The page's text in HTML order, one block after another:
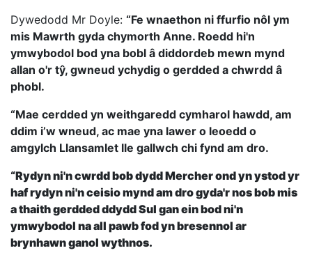
Dywedodd Mr Doyle: “Fe wnaethon ni ffurfio nôl ym
mis Mawrth gyda chymorth Anne. Roedd hi'n
ymwybodol bod yna bobl â diddordeb mewn mynd
allan o'r tŷ, gwneud ychydig o gerdded a chwrdd â
phobl.
“Mae cerdded yn weithgaredd cymharol hawdd, am
ddim i’w wneud, ac mae yna lawer o leoedd o
amgylch Llansamlet lle gallwch chi fynd am dro.
“Rydyn ni'n cwrdd bob dydd Mercher ond yn ystod yr
haf rydyn ni'n ceisio mynd am dro gyda'r nos bob mis
a thaith gerdded ddydd Sul gan ein bod ni'n
ymwybodol na all pawb fod yn bresennol ar
brynhawn ganol wythnos.